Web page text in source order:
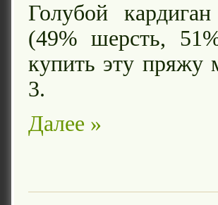
Голубой
(49% шерсть,
купить эту
3.
Далее »